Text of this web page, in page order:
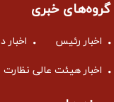
گروه‌های خبری
اخبار رئیس اخبار
اخبار هیئت عالی نظارت